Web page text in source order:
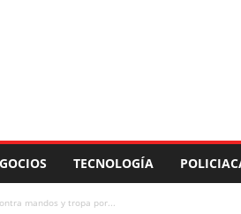
TECNOLOGÍA
mandos y tropa por...